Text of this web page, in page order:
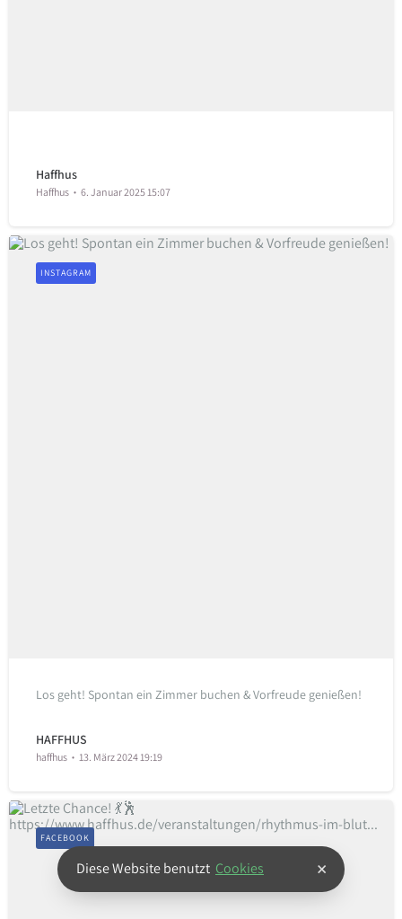
Diese Website benutzt Cookies ×
Haffhus
Haffhus 6. Januar 2025 15:07
Los geht! Spontan ein Zimmer buchen & Vorfreude genießen!
HAFFHUS
haffhus 13. März 2024 19:19
INSTAGRAM
FACEBOOK